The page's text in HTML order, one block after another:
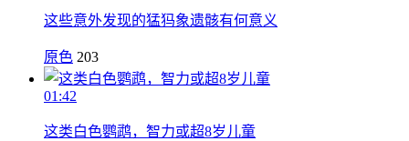
这些意外发现的猛犸象遗骸有何意义
原色 203
01:42
这类白色鹦鹉，智力或超8岁儿童